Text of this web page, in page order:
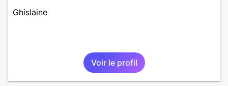
Ghislaine
Voir le profil